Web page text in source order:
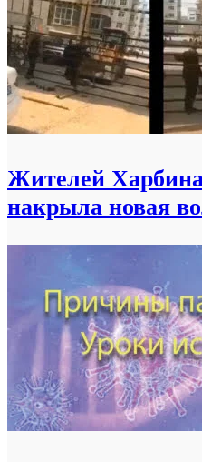
Жителей
накрыла новая